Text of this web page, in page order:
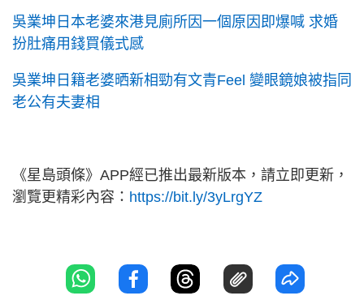
吳業坤日本老婆來港見廁所因一個原因即爆喊 求婚
扮肚痛用錢買儀式感
吳業坤日籍老婆晒新相勁有文青Feel 變眼鏡娘被指同
老公有夫妻相
《星島頭條》APP經已推出最新版本，請立即更新，
瀏覽更精彩內容： https://bit.ly/3yLrgYZ